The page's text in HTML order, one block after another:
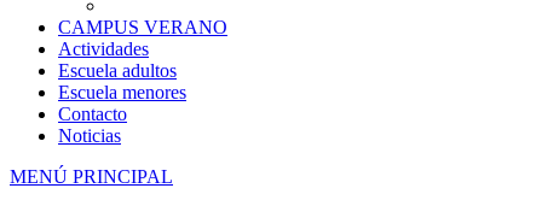
CAMPUS VERANO
Actividades
Escuela adultos
Escuela menores
Contacto
Noticias
MENÚ PRINCIPAL